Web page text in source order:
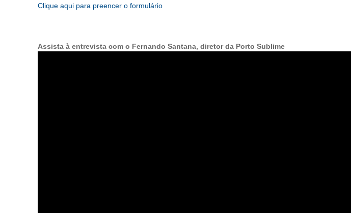
Clique aqui para preencer o formulário
Assista à entrevista com o Fernando Santana, diretor da Porto Sublime